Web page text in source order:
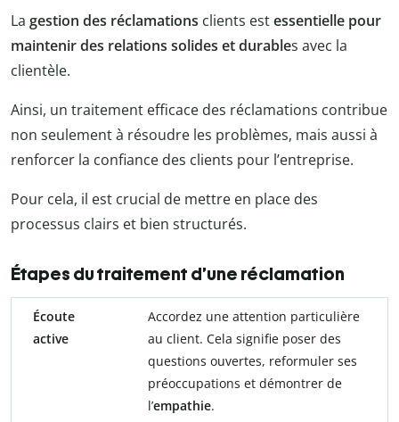
La gestion des réclamations clients estessentielle pour
maintenir des relations solides et durables avec la
clientèle.
Ainsi, un traitement efficace des réclamations contribue
non seulement à résoudre les problèmes, mais aussi à
renforcer la confiance des clients pour l’entreprise.
Pour cela, il est crucial de mettre en place des
processus clairs et bien structurés.
Étapes du traitement d’une réclamation
Écoute
active
Accordez une attention particulière
au client. Cela signifie poser des
questions ouvertes, reformuler ses
préoccupations et démontrer de
l’empathie.